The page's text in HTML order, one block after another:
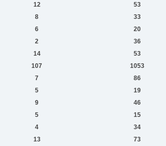
12 53
8 33
6 20
2 36
14 53
107 1053
7 86
5 19
9 46
5 15
4 34
13 73